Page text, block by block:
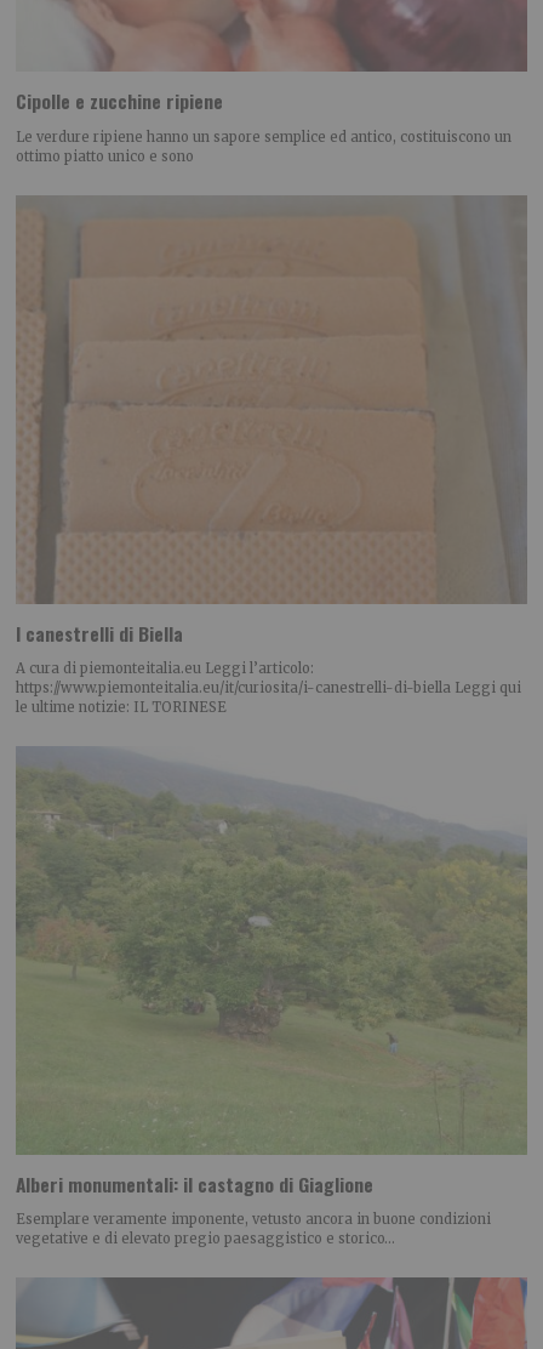
Cipolle e zucchine ripiene
Le verdure ripiene hanno un sapore semplice ed antico, costituiscono un
ottimo piatto unico e sono
I canestrelli di Biella
A cura di piemonteitalia.eu Leggi l’articolo:
https://www.piemonteitalia.eu/it/curiosita/i-canestrelli-di-biella Leggi qui
le ultime notizie: IL TORINESE
Alberi monumentali: il castagno di Giaglione
Esemplare veramente imponente, vetusto ancora in buone condizioni
vegetative e di elevato pregio paesaggistico e storico…